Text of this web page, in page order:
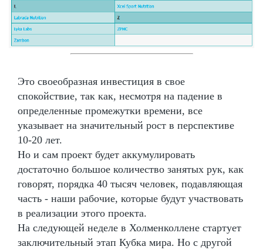
Это своеобразная инвестиция в свое
спокойствие, так как, несмотря на падение в
определенные промежутки времени, все
указывает на значительный рост в перспективе
10-20 лет.
Но и сам проект будет аккумулировать
достаточно большое количество занятых рук, как
говорят, порядка 40 тысяч человек, подавляющая
часть - наши рабочие, которые будут участвовать
в реализации этого проекта.
На следующей неделе в Холменколлене стартует
заключительный этап Кубка мира. Но с другой